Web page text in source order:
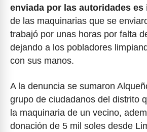
enviada por las autoridades es
de las maquinarias que se
trabajó por unas horas por falta
dejando a los pobladores
con sus manos.
A la denuncia se sumaron
grupo de ciudadanos del distrito
la maquinaria de un vecino,
donación de 5 mil soles desde